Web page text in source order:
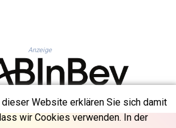
Website erklären Sie sich damit
wir Cookies verwenden. In der
LYD 7.358849
MAD 10.757887
MDL 20.102303
MGA 4982.944983
MKD 61.70777
MMK 2427.367709
Anzeige